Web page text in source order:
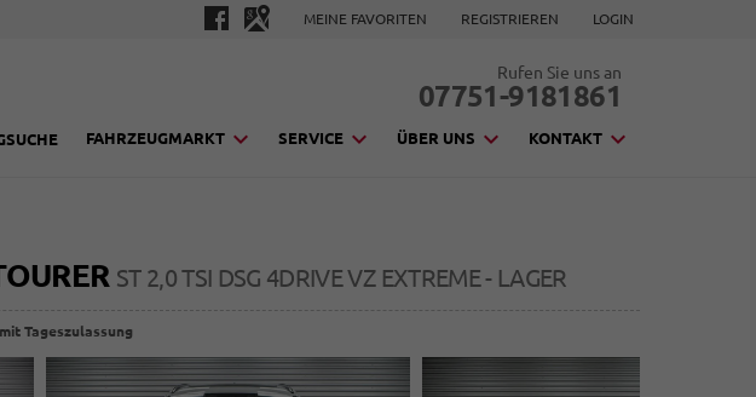
MEINE FAVORITEN REGISTRIEREN LOGIN
Rufen Sie uns an
07751-9181861
FAHRZEUGMARKT SERVICE ÜBER UNS KONTAKT
ST 2,0 TSI DSG 4DRIVE VZ EXTREME - LAGER
Tageszulassung